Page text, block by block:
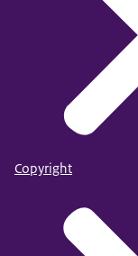
Copyright